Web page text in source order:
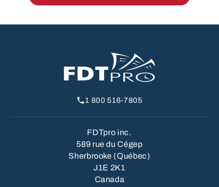
1 800 516-7805
FDTpro inc.
589 rue du Cégep
Sherbrooke (Québec)
J1E 2K1
Canada